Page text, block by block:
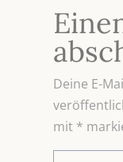
Deine E-
mit *